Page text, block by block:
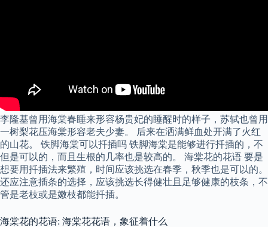
李隆基曾用海棠春睡来形容杨贵妃的睡醒时的样子，苏轼也曾用
一树梨花压海棠形容老夫少妻。 后来在洒满鲜血处开满了火红
的山花。 铁脚海棠可以扦插吗 铁脚海棠是能够进行扦插的，不
但是可以的，而且生根的几率也是较高的。 海棠花的花语 要是
想要用扦插法来繁殖，时间应该挑选在春季，秋季也是可以的。
还应注意插条的选择，应该挑选长得健壮且足够健康的枝条，不
管是老枝或是嫩枝都能扦插。
海棠花的花语: 海棠花花语，象征着什么